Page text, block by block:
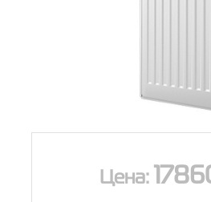
Цена: